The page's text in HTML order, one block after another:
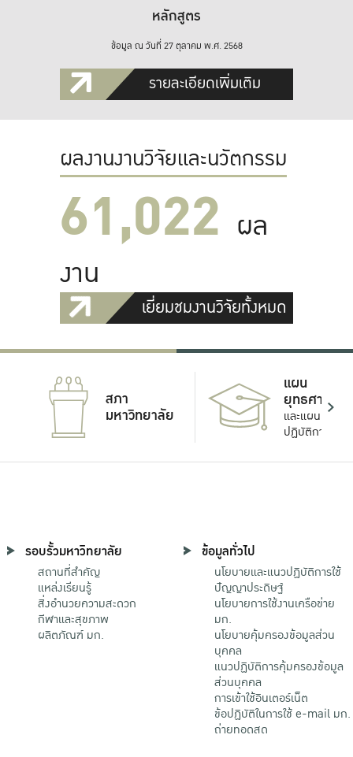
หลักสูตร
ข้อมูล ณ วันที่ 27 ตุลาคม พ.ศ. 2568
รายละเอียดเพิ่มเติม
ผลงานงานวิจัยและนวัตกรรม
61,022 ผล
งาน
เยี่ยมชมงานวิจัยทั้งหมด
สภา
มหาวิทยาลัย
แผน
ยุทธศาสตร์
และแผน
ปฏิบัติการ
รอบรั้วมหาวิทยาลัย
สถานที่สำคัญ
แหล่งเรียนรู้
สิ่งอำนวยความสะดวก
กีฬาและสุขภาพ
ผลิตภัณฑ์ มก.
ข้อมูลทั่วไป
นโยบายและแนวปฏิบัติการใช้
ปัญญาประดิษฐ์
นโยบายการใช้งานเครือข่าย
มก.
นโยบายคุ้มครองข้อมูลส่วน
บุคคล
แนวปฏิบัติการคุ้มครองข้อมูล
ส่วนบุคคล
การเข้าใช้อินเตอร์เน็ต
ข้อปฏิบัติในการใช้ e-mail มก.
ถ่ายทอดสด